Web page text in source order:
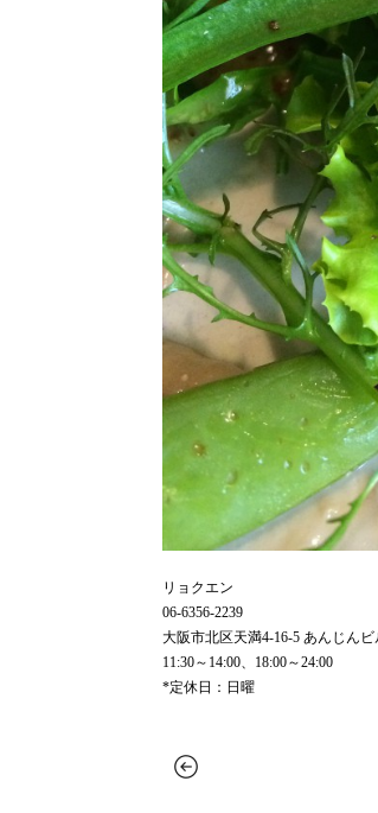
リョクエン
06-6356-2239
大阪市北区天満4-16-5 あんじんビ
11:30～14:00、18:00～24:00
*定休日：日曜